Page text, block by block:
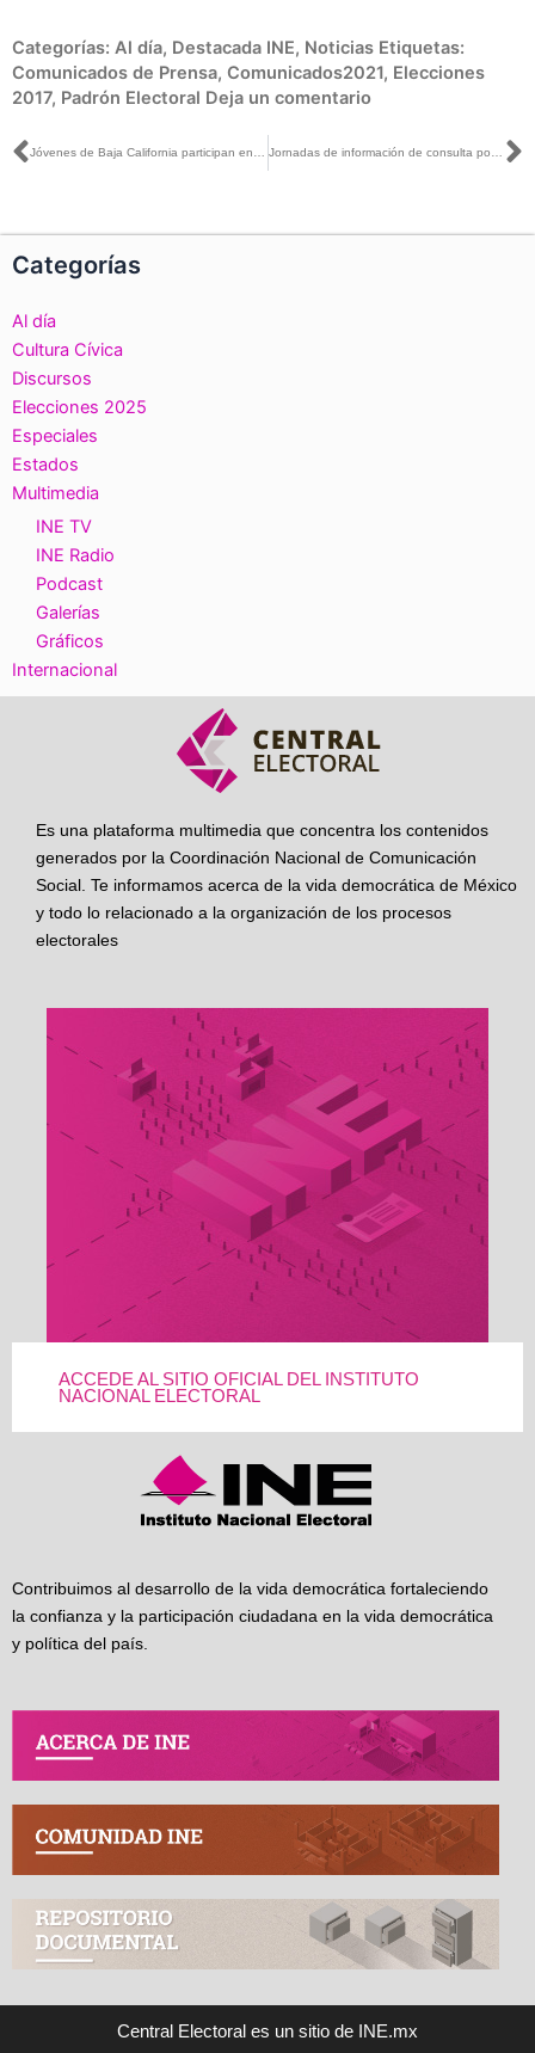
Categorías: Al día, Destacada INE, Noticias Etiquetas:
Comunicados de Prensa, Comunicados2021, Elecciones
2017, Padrón Electoral Deja un comentario
Ant Jóvenes de Baja California participan en Encuentro Digital sobre Consulta Popular 2021 Jornadas de información de consulta popular son para difundirla y conocer sus distintas implicaciones: Uuc-kib Espadas con Olivia Zerón y Genaro Lozano
Categorías
Al día
Cultura Cívica
Discursos
Elecciones 2025
Especiales
Estados
Multimedia
INE TV
INE Radio
Podcast
Galerías
Gráficos
Internacional
Es una plataforma multimedia que concentra los contenidos
generados por la Coordinación Nacional de Comunicación
Social. Te informamos acerca de la vida democrática de México
y todo lo relacionado a la organización de los procesos
electorales
ACCEDE AL SITIO OFICIAL DEL INSTITUTO
NACIONAL ELECTORAL
Contribuimos al desarrollo de la vida democrática fortaleciendo
la confianza y la participación ciudadana en la vida democrática
y política del país.
Central Electoral es un sitio de INE.mx